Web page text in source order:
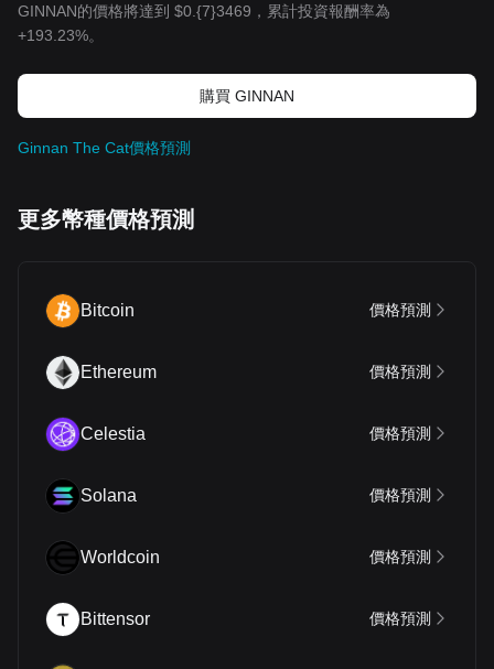
GINNAN的價格將達到 $0.{7}3469 ，累計投資報酬率為
+193.23%。
購買 GINNAN
Ginnan The Cat價格預測
更多幣種價格預測
Bitcoin 價格預測
Ethereum 價格預測
Celestia 價格預測
Solana 價格預測
Worldcoin 價格預測
Bittensor 價格預測